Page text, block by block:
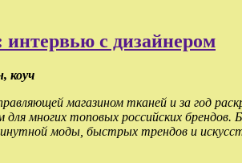
интервью с дизайнером
коуч
магазином тканей и за год
многих топовых российских
моды, быстрых трендов и